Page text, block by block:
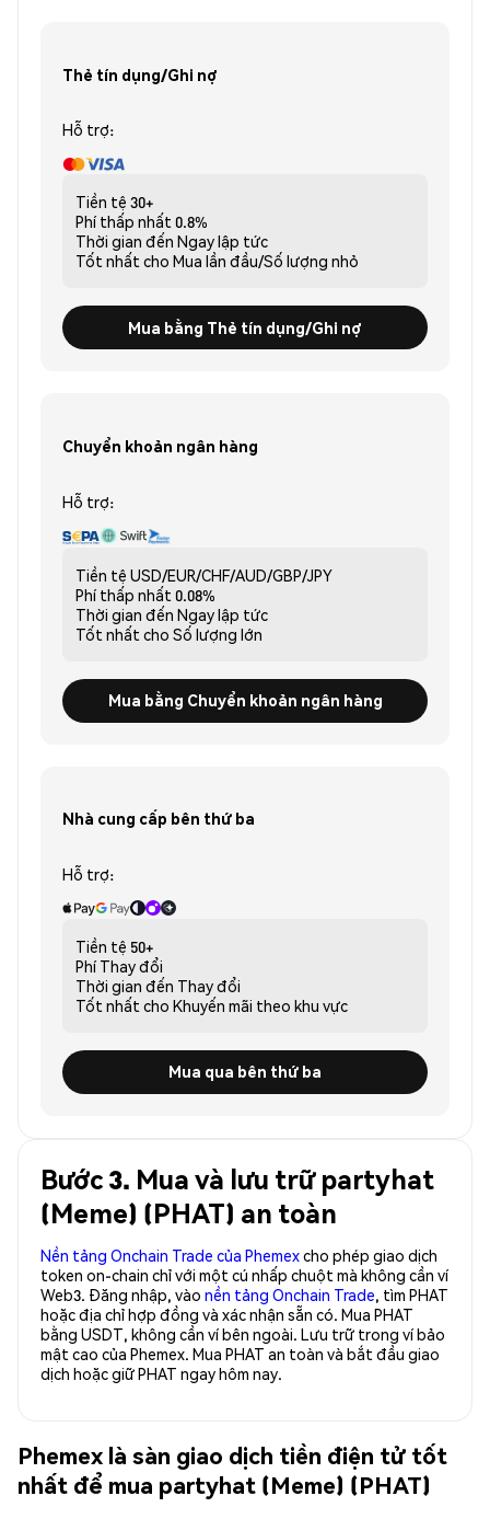
Thẻ tín dụng/Ghi nợ
Hỗ trợ:
Tiền tệ 30+
Phí thấp nhất 0.8%
Thời gian đến Ngay lập tức
Tốt nhất cho Mua lần đầu/Số lượng nhỏ
Mua bằng Thẻ tín dụng/Ghi nợ
Chuyển khoản ngân hàng
Hỗ trợ:
Tiền tệ USD/EUR/CHF/AUD/GBP/JPY
Phí thấp nhất 0.08%
Thời gian đến Ngay lập tức
Tốt nhất cho Số lượng lớn
Mua bằng Chuyển khoản ngân hàng
Nhà cung cấp bên thứ ba
Hỗ trợ:
Tiền tệ 50+
Phí Thay đổi
Thời gian đến Thay đổi
Tốt nhất cho Khuyến mãi theo khu vực
Mua qua bên thứ ba
Bước 3. Mua và lưu trữ partyhat
(Meme) (PHAT) an toàn
Nền tảng Onchain Trade của Phemexcho phép giao dịch
token on-chain chỉ với một cú nhấp chuột mà không cần ví
Web3. Đăng nhập, vào nền tảng Onchain Trade, tìm PHAT
hoặc địa chỉ hợp đồng và xác nhận sẵn có. Mua PHAT
bằng USDT, không cần ví bên ngoài. Lưu trữ trong ví bảo
mật cao của Phemex. Mua PHAT an toàn và bắt đầu giao
dịch hoặc giữ PHAT ngay hôm nay.
Phemex là sàn giao dịch tiền điện tử tốt
nhất để mua partyhat (Meme) (PHAT)